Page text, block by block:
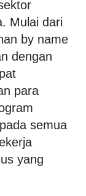
Mulai dari
by name
dengan
para
semua
yang